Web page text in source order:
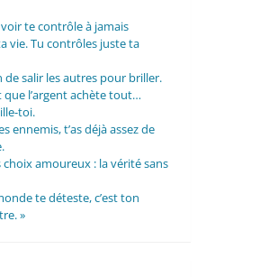
te contrôle à jamais
vie. Tu contrôles juste ta
de salir les autres pour briller.
que l’argent achète tout…
toi.
ennemis, t’as déjà assez de
choix amoureux : la vérité sans
te déteste, c’est ton
»